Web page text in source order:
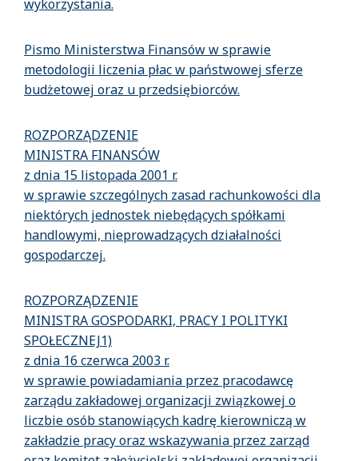
wykorzystania.
Pismo Ministerstwa Finansów w sprawie
metodologii liczenia płac w państwowej sferze
budżetowej oraz u przedsiębiorców.
ROZPORZĄDZENIE
MINISTRA FINANSÓW
z dnia 15 listopada 2001 r.
w sprawie szczególnych zasad rachunkowości dla
niektórych jednostek niebędących spółkami
handlowymi, nieprowadzących działalności
gospodarczej.
ROZPORZĄDZENIE
MINISTRA GOSPODARKI, PRACY I POLITYKI
SPOŁECZNEJ1)
z dnia 16 czerwca 2003 r.
w sprawie powiadamiania przez pracodawcę
zarządu zakładowej organizacji związkowej o
liczbie osób stanowiących kadrę kierowniczą w
zakładzie pracy oraz wskazywania przez zarząd